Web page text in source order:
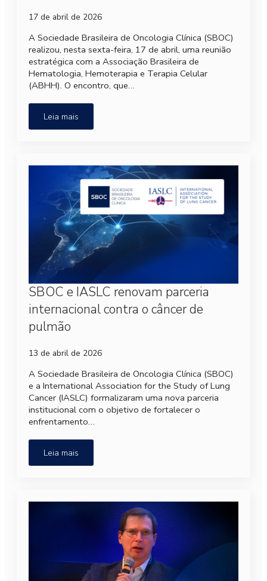
17 de abril de 2026
A Sociedade Brasileira de Oncologia Clínica (SBOC)
realizou, nesta sexta-feira, 17 de abril, uma reunião
estratégica com a Associação Brasileira de
Hematologia, Hemoterapia e Terapia Celular
(ABHH). O encontro, que…
Leia mais
SBOC e IASLC renovam parceria
internacional contra o câncer de
pulmão
13 de abril de 2026
A Sociedade Brasileira de Oncologia Clínica (SBOC)
e a International Association for the Study of Lung
Cancer (IASLC) formalizaram uma nova parceria
institucional com o objetivo de fortalecer o
enfrentamento…
Leia mais